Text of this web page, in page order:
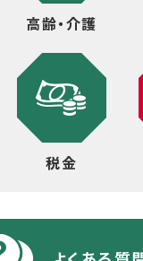
高齢・介護
税金